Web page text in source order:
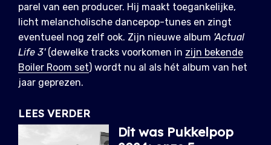
parel van een producer. Hij maakt toegankelijke,
licht melancholische dancepop-tunes en zingt
eventueel nog zelf ook. Zijn nieuwe album 'Actual
Life 3' (dewelke tracks voorkomen in zijn bekende
Boiler Room set) wordt nu al als hét album van het
jaar geprezen.
LEES VERDER
Dit was Pukkelpop